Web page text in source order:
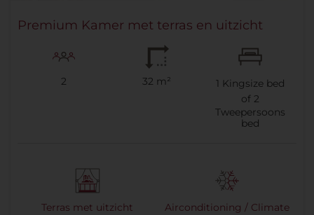
Premium Kamer met terras en uitzicht
2 32 m² 1 Kingsize bed
of 2
Tweepersoons
bed
Terras met uitzicht
Airconditioning / Climate